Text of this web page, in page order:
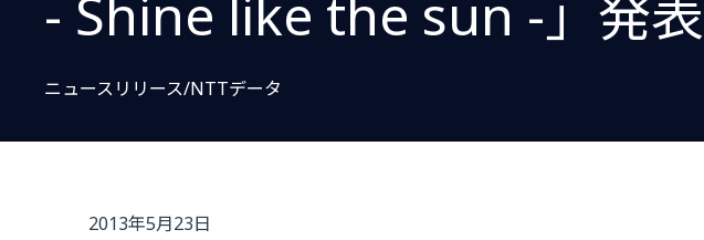
- Shine like the sun -」発表
ニュースリリース/NTTデータ
2013年5月23日